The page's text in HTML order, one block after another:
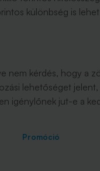
különbség is
nem kérdés, hogy a
lehetőséget jelent,
igénylőnek jut-e a
Promóció